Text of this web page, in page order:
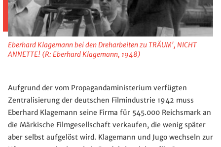
Eberhard Klagemann bei den Dreharbeiten zu TRÄUM', NICHT
ANNETTE! (R: Eberhard Klagemann, 1948)
Aufgrund der vom Propagandaministerium verfügten
Zentralisierung der deutschen Filmindustrie 1942 muss
Eberhard Klagemann seine Firma für 545.000 Reichsmark an
die Märkische Filmgesellschaft verkaufen, die wenig später
aber selbst aufgelöst wird. Klagemann und Jugo wechseln zur